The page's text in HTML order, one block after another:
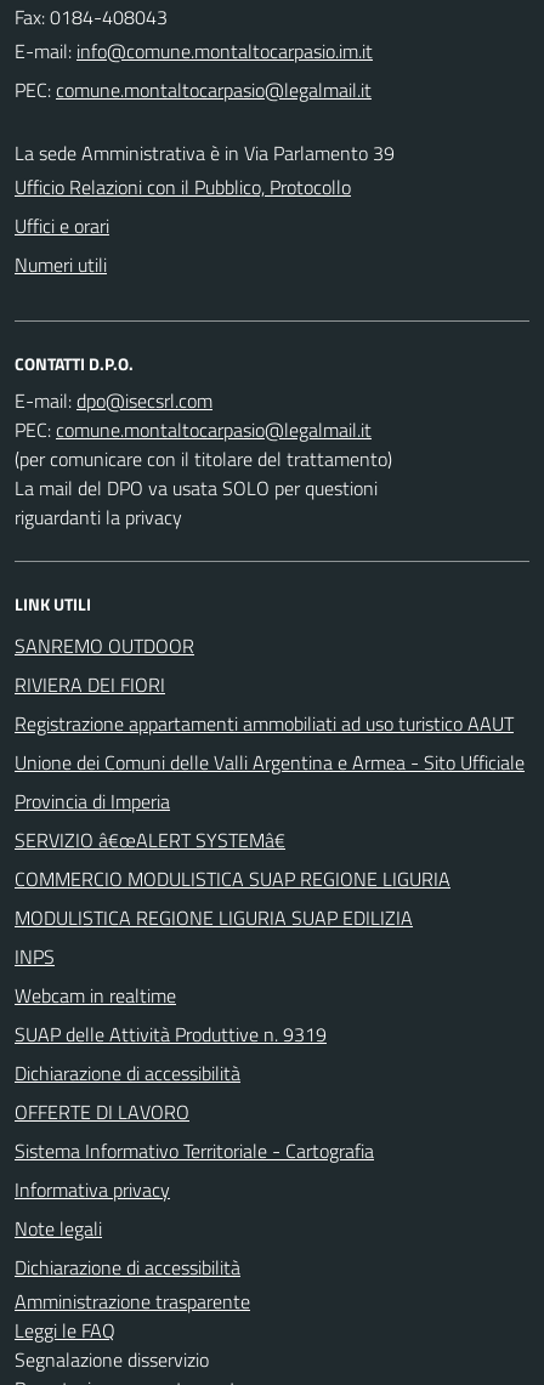
Fax: 0184-408043
E-mail:
PEC:
La sede Amministrativa è in Via Parlamento 39
Ufficio Relazioni con il Pubblico, Protocollo
Uffici e orari
Numeri utili
CONTATTI D.P.O.
E-mail:
PEC:
(per comunicare con il titolare del trattamento)
La mail del DPO va usata SOLO per questioni
riguardanti la privacy
LINK UTILI
SANREMO OUTDOOR
RIVIERA DEI FIORI
Registrazione appartamenti ammobiliati ad uso turistico AAUT
Unione dei Comuni delle Valli Argentina e Armea - Sito Ufficiale
Provincia di Imperia
SERVIZIO â€œALERT SYSTEMâ€
COMMERCIO MODULISTICA SUAP REGIONE LIGURIA
MODULISTICA REGIONE LIGURIA SUAP EDILIZIA
INPS
Webcam in realtime
SUAP delle Attività Produttive n. 9319
Dichiarazione di accessibilità
OFFERTE DI LAVORO
Sistema Informativo Territoriale - Cartografia
Informativa privacy
Note legali
Dichiarazione di accessibilità
Amministrazione trasparente
Leggi le FAQ
Segnalazione disservizio